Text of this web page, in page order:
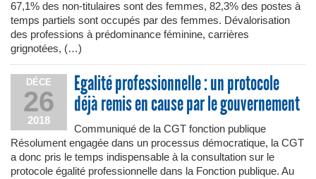
67,1% des non-titulaires sont des femmes, 82,3% des postes à
temps partiels sont occupés par des femmes. Dévalorisation
des professions à prédominance féminine, carrières
grignotées, (…)
DÉCE
26
2018
Egalité professionnelle : un protocole
déjà remis en cause par le gouvernement
Communiqué de la CGT fonction publique
Résolument engagée dans un processus démocratique, la CGT
a donc pris le temps indispensable à la consultation sur le
protocole égalité professionnelle dans la Fonction publique. Au